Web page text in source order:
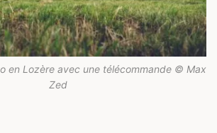
en Lozère avec une télécommande © Max
Zed